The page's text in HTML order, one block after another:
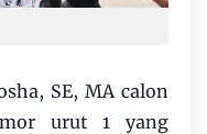
SE, MA calon
urut 1 yang